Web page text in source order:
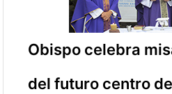
Obispo celebra
del futuro centro